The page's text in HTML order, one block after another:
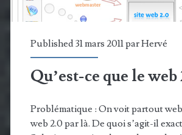
Published 31 mars 2011 parHervé
Qu’est-ce que le web
Problématique : On voit partout
web 2.0 par là. De quoi s’agit-il